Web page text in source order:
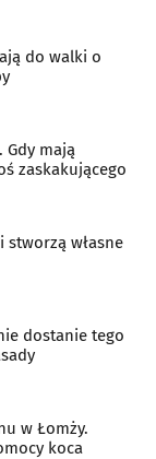
do walki o
Gdy mają
zaskakującego
stworzą własne
dostanie tego
w Łomży.
koca